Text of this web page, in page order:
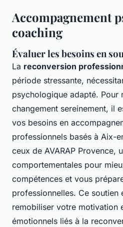
Accompagnement
coaching
Évaluer les besoins en
La reconversion
période stressante,
psychologique adapté. Pour
changement sereinement, il
vos besoins en
professionnels basés à Aix-
ceux de AVARAP Provence,
comportementales pour
compétences et vous
professionnelles. Ce soutien
remobiliser votre motivation
émotionnels liés à la